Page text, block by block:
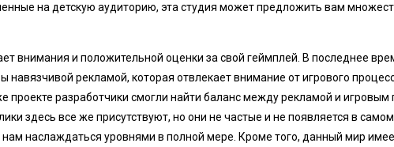
на детскую аудиторию, эта студия может предложить вам
внимания и положительной оценки за свой геймплей. В последнее
навязчивой рекламой, которая отвлекает внимание от игрового
проекте разработчики смогли найти баланс между рекламой и
здесь все же присутствуют, но они не частые и не появляется в
нам наслаждаться уровнями в полной мере. Кроме того, данный мир